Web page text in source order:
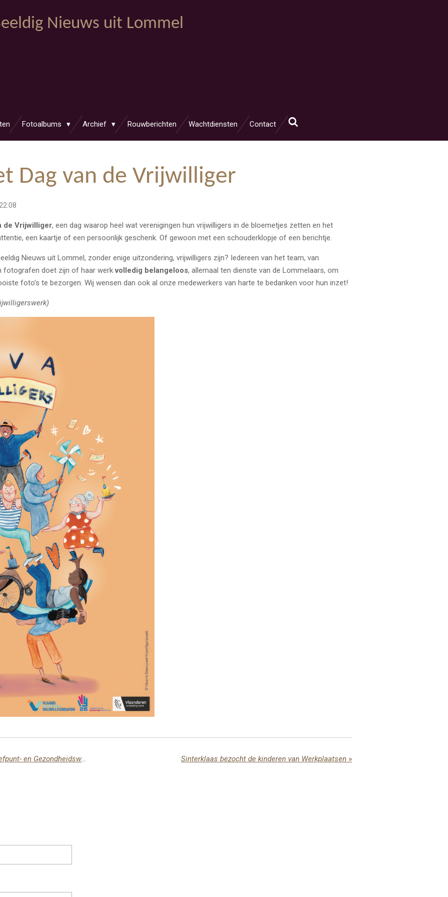
Nieuws uit Lommel
Fotoalbums Archief Rouwberichten Wachtdiensten Contact
Dag van de Vrijwilliger
de Vrijwilliger, een dag waarop heel wat verenigingen hun vrijwilligers in de bloemetjes zetten en het
een kaartje of een persoonlijk geschenk. Of gewoon met een schouderklopje of een berichtje.
Nieuws uit Lommel, zonder enige uitzondering, vrijwilligers zijn? Iedereen van het team, van
fotografen doet zijn of haar werkvolledig belangeloos, allemaal ten dienste van de Lommelaars, om
foto's te bezorgen. Wij wensen dan ook al onze medewerkers van harte te bedanken voor hun inzet!
Sfeervol Sinterklaasontbijt voor de Trefpunt- en Gezondheidswandelaars Sinterklaas bezocht de kinderen van Werkplaatsen »